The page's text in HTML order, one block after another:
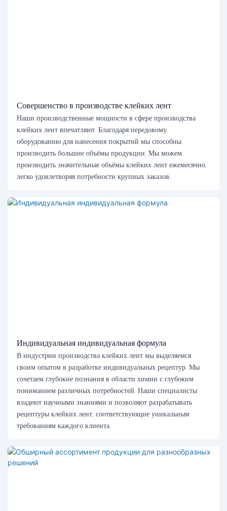
Совершенство в производстве клейких лент
Наши производственные мощности в сфере производства
клейких лент впечатляют. Благодаря передовому
оборудованию для нанесения покрытий мы способны
производить большие объёмы продукции. Мы можем
производить значительные объёмы клейких лент ежемесячно,
легко удовлетворяя потребности крупных заказов.
Индивидуальная индивидуальная формула
В индустрии производства клейких лент мы выделяемся
своим опытом в разработке индивидуальных рецептур. Мы
сочетаем глубокие познания в области химии с глубоким
пониманием различных потребностей. Наши специалисты
владеют научными знаниями и позволяют разрабатывать
рецептуры клейких лент, соответствующие уникальным
требованиям каждого клиента.